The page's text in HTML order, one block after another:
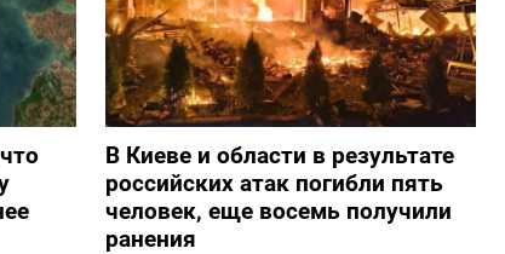
В Киеве и области в результате
российских атак погибли пять
человек, еще восемь получили
ранения